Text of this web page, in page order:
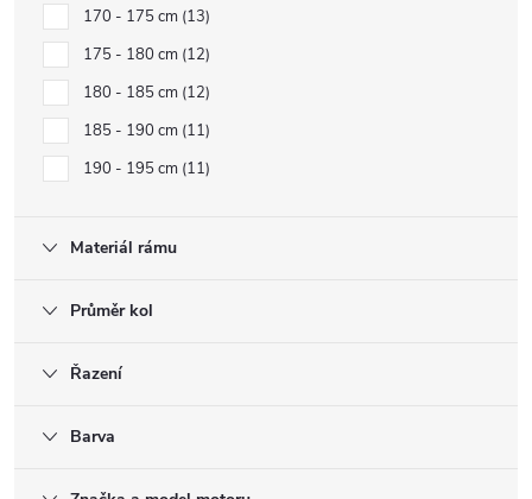
170 - 175 cm 13
175 - 180 cm 12
180 - 185 cm 12
185 - 190 cm 11
190 - 195 cm 11
Materiál rámu
Průměr kol
Řazení
Barva